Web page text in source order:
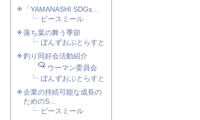
「YAMANASHI SDGs...
ピースミール
落ち葉の舞う季節
ぼんずおぶとらすと
釣り同好会活動紹介
ウーマン委員会
ぼんずおぶとらすと
企業の持続可能な成長の
ためのS...
ピースミール